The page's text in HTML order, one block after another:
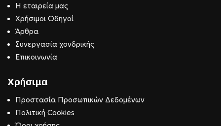
Η εταιρεία μας
Χρήσιμοι Οδηγοί
Άρθρα
Συνεργασία χονδρικής
Επικοινωνία
Χρήσιμα
Προστασία Προσωπικών Δεδομένων
Πολιτική Cookies